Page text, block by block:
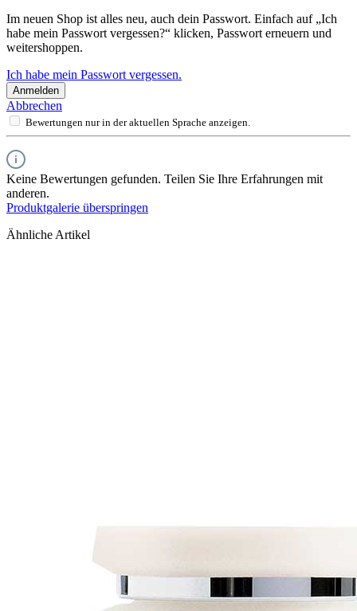
Im neuen Shop ist alles neu, auch dein Passwort. Einfach auf „Ich
habe mein Passwort vergessen?“ klicken, Passwort erneuern und
weitershoppen.
Ich habe mein Passwort vergessen.
Anmelden
Abbrechen
Bewertungen nur in der aktuellen Sprache anzeigen.
Keine Bewertungen gefunden. Teilen Sie Ihre Erfahrungen mit
anderen.
Produktgalerie überspringen
Ähnliche Artikel